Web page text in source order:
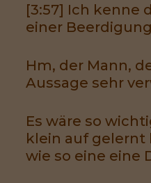
[3:57] Ich kenne
einer
Hm, der Mann,
Aussage sehr
Es wäre so
klein auf gelernt
wie so eine eine